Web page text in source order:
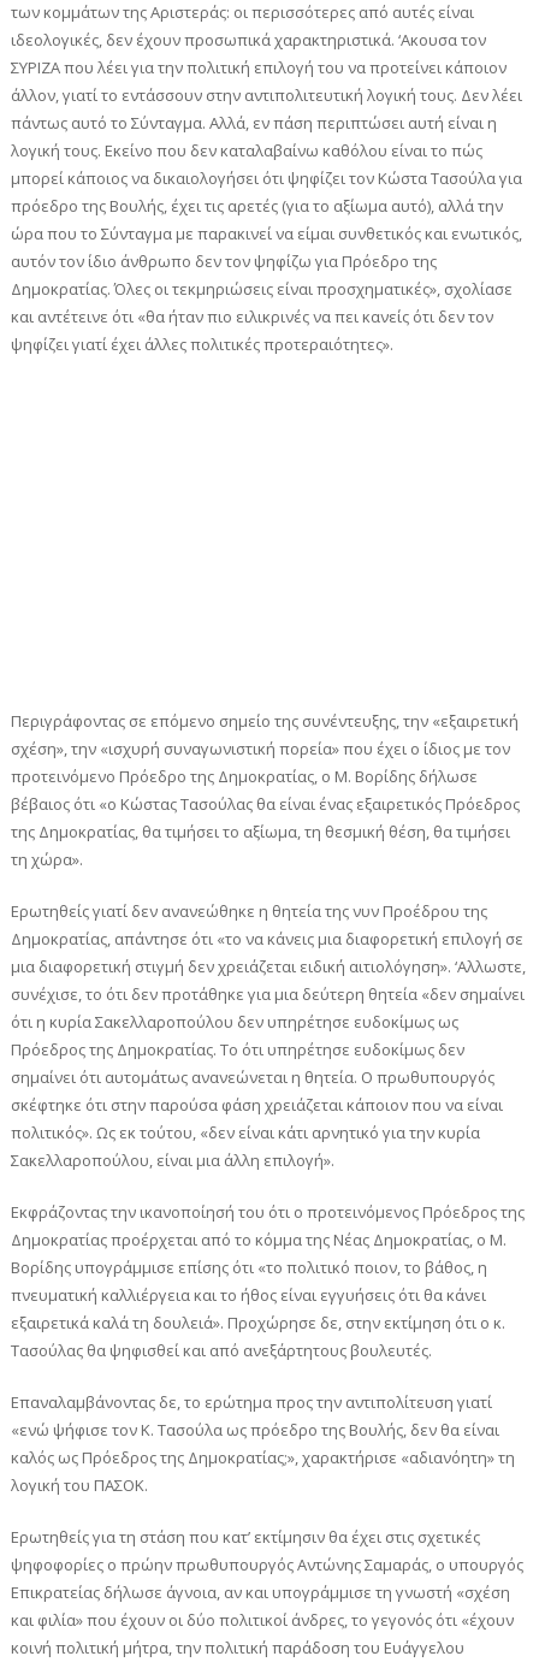
των κομμάτων της Αριστεράς: οι περισσότερες από αυτές είναι
ιδεολογικές, δεν έχουν προσωπικά χαρακτηριστικά. ‘Ακουσα τον
ΣΥΡΙΖΑ που λέει για την πολιτική επιλογή του να προτείνει κάποιον
άλλον, γιατί το εντάσσουν στην αντιπολιτευτική λογική τους. Δεν λέει
πάντως αυτό το Σύνταγμα. Αλλά, εν πάση περιπτώσει αυτή είναι η
λογική τους. Εκείνο που δεν καταλαβαίνω καθόλου είναι το πώς
μπορεί κάποιος να δικαιολογήσει ότι ψηφίζει τον Κώστα Τασούλα για
πρόεδρο της Βουλής, έχει τις αρετές (για το αξίωμα αυτό), αλλά την
ώρα που το Σύνταγμα με παρακινεί να είμαι συνθετικός και ενωτικός,
αυτόν τον ίδιο άνθρωπο δεν τον ψηφίζω για Πρόεδρο της
Δημοκρατίας. Όλες οι τεκμηριώσεις είναι προσχηματικές», σχολίασε
και αντέτεινε ότι «θα ήταν πιο ειλικρινές να πει κανείς ότι δεν τον
ψηφίζει γιατί έχει άλλες πολιτικές προτεραιότητες».
Περιγράφοντας σε επόμενο σημείο της συνέντευξης, την «εξαιρετική
σχέση», την «ισχυρή συναγωνιστική πορεία» που έχει ο ίδιος με τον
προτεινόμενο Πρόεδρο της Δημοκρατίας, ο Μ. Βορίδης δήλωσε
βέβαιος ότι «ο Κώστας Τασούλας θα είναι ένας εξαιρετικός Πρόεδρος
της Δημοκρατίας, θα τιμήσει το αξίωμα, τη θεσμική θέση, θα τιμήσει
τη χώρα».
Ερωτηθείς γιατί δεν ανανεώθηκε η θητεία της νυν Προέδρου της
Δημοκρατίας, απάντησε ότι «το να κάνεις μια διαφορετική επιλογή σε
μια διαφορετική στιγμή δεν χρειάζεται ειδική αιτιολόγηση». ‘Αλλωστε,
συνέχισε, το ότι δεν προτάθηκε για μια δεύτερη θητεία «δεν σημαίνει
ότι η κυρία Σακελλαροπούλου δεν υπηρέτησε ευδοκίμως ως
Πρόεδρος της Δημοκρατίας. Το ότι υπηρέτησε ευδοκίμως δεν
σημαίνει ότι αυτομάτως ανανεώνεται η θητεία. Ο πρωθυπουργός
σκέφτηκε ότι στην παρούσα φάση χρειάζεται κάποιον που να είναι
πολιτικός». Ως εκ τούτου, «δεν είναι κάτι αρνητικό για την κυρία
Σακελλαροπούλου, είναι μια άλλη επιλογή».
Εκφράζοντας την ικανοποίησή του ότι ο προτεινόμενος Πρόεδρος της
Δημοκρατίας προέρχεται από το κόμμα της Νέας Δημοκρατίας, ο Μ.
Βορίδης υπογράμμισε επίσης ότι «το πολιτικό ποιον, το βάθος, η
πνευματική καλλιέργεια και το ήθος είναι εγγυήσεις ότι θα κάνει
εξαιρετικά καλά τη δουλειά». Προχώρησε δε, στην εκτίμηση ότι ο κ.
Τασούλας θα ψηφισθεί και από ανεξάρτητους βουλευτές.
Επαναλαμβάνοντας δε, το ερώτημα προς την αντιπολίτευση γιατί
«ενώ ψήφισε τον Κ. Τασούλα ως πρόεδρο της Βουλής, δεν θα είναι
καλός ως Πρόεδρος της Δημοκρατίας;», χαρακτήρισε «αδιανόητη» τη
λογική του ΠΑΣΟΚ.
Ερωτηθείς για τη στάση που κατ’ εκτίμησιν θα έχει στις σχετικές
ψηφοφορίες ο πρώην πρωθυπουργός Αντώνης Σαμαράς, ο υπουργός
Επικρατείας δήλωσε άγνοια, αν και υπογράμμισε τη γνωστή «σχέση
και φιλία» που έχουν οι δύο πολιτικοί άνδρες, το γεγονός ότι «έχουν
κοινή πολιτική μήτρα, την πολιτική παράδοση του Ευάγγελου